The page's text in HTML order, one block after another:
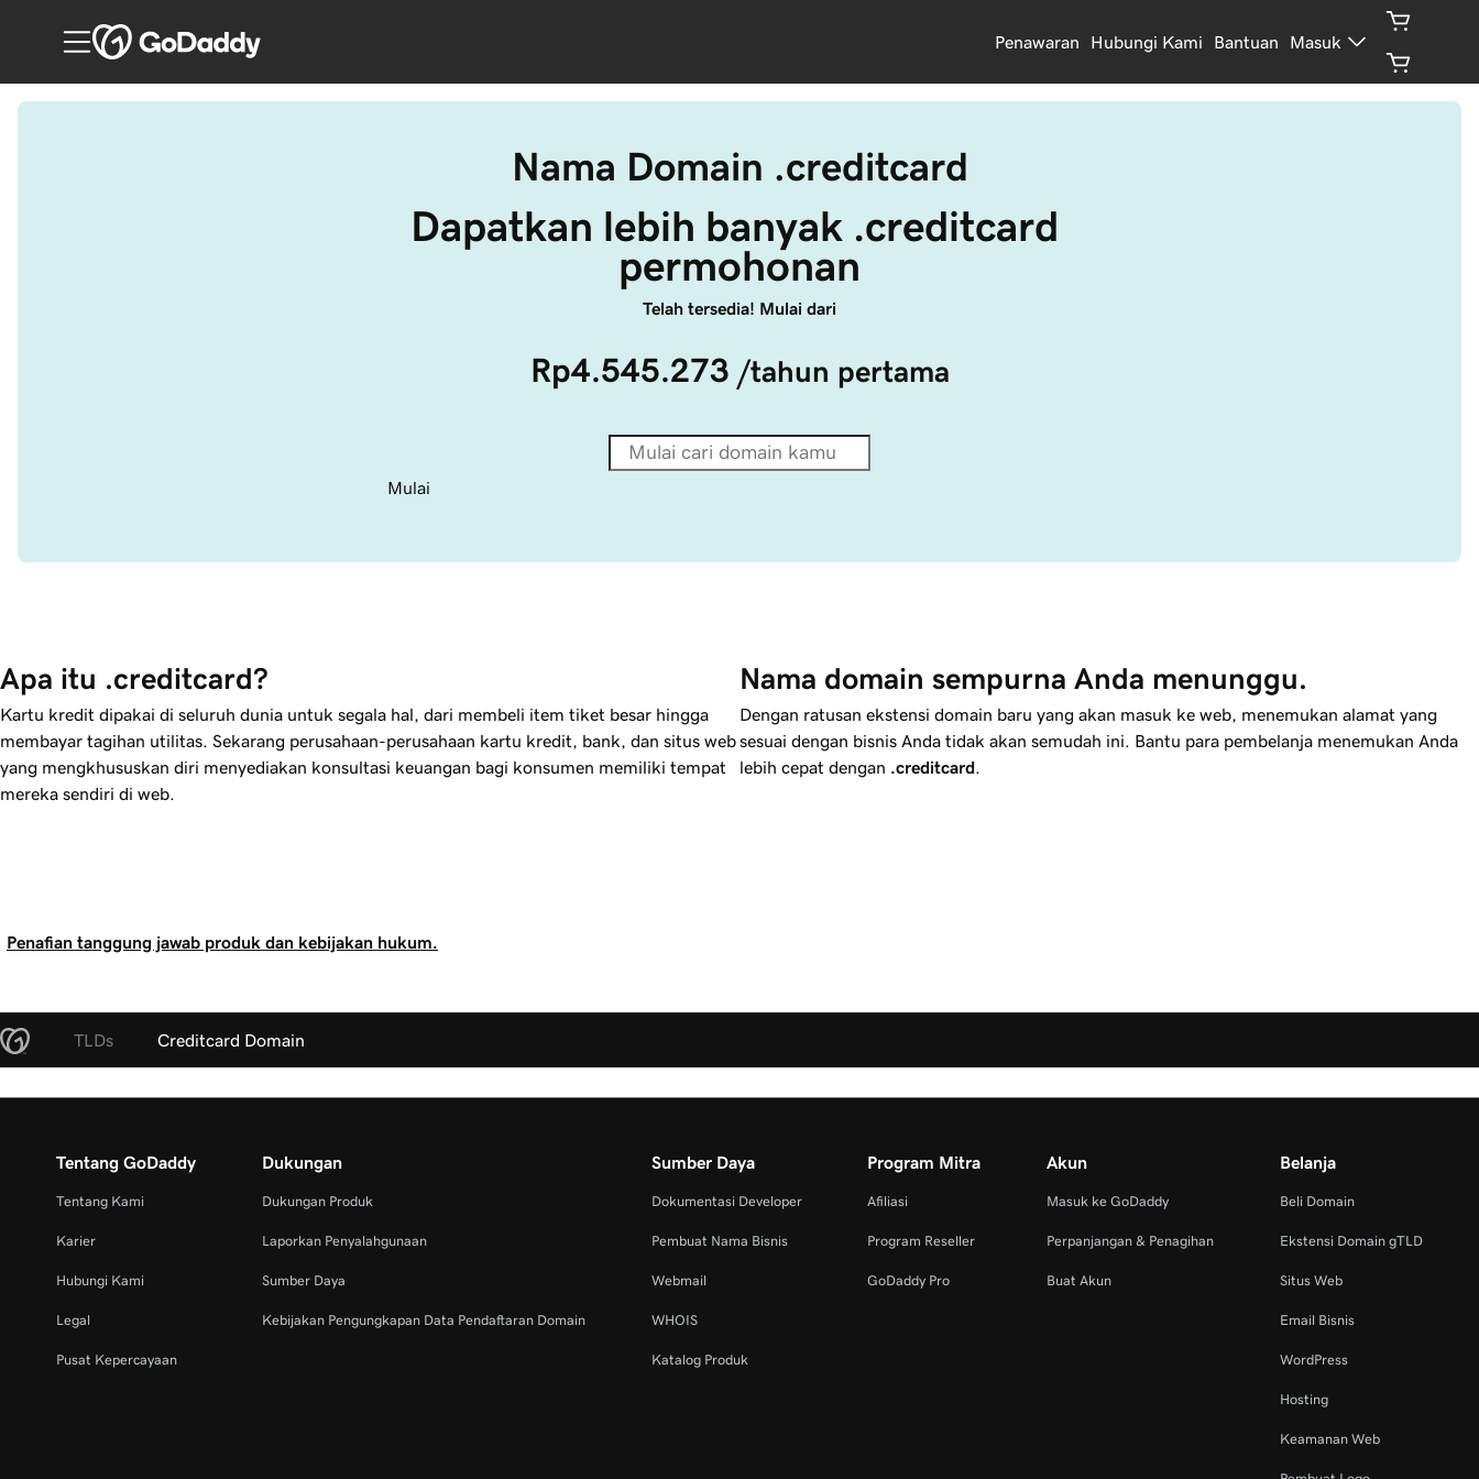
Penawaran Hubungi Kami Bantuan Masuk
Nama Domain .creditcard
Dapatkan lebih banyak .creditcard
permohonan
Telah tersedia! Mulai dari
Rp4.545.273 /tahun pertama
Mulai
Apa itu .creditcard?
Kartu kredit dipakai di seluruh dunia untuk segala hal, dari membeli item tiket besar hingga
membayar tagihan utilitas. Sekarang perusahaan-perusahaan kartu kredit, bank, dan situs web
yang mengkhususkan diri menyediakan konsultasi keuangan bagi konsumen memiliki tempat
mereka sendiri di web.
Nama domain sempurna Anda menunggu.
Dengan ratusan ekstensi domain baru yang akan masuk ke web, menemukan alamat yang
sesuai dengan bisnis Anda tidak akan semudah ini. Bantu para pembelanja menemukan Anda
lebih cepat dengan .creditcard
Penafian tanggung jawab produk dan kebijakan hukum.
TLDs Creditcard Domain
Tentang GoDaddy
Tentang Kami
Karier
Hubungi Kami
Legal
Pusat Kepercayaan
Dukungan
Dukungan Produk
Laporkan Penyalahgunaan
Sumber Daya
Kebijakan Pengungkapan Data Pendaftaran Domain
Sumber Daya
Dokumentasi Developer
Pembuat Nama Bisnis
Webmail
WHOIS
Katalog Produk
Program Mitra
Afiliasi
Program Reseller
GoDaddy Pro
Akun
Masuk ke GoDaddy
Perpanjangan & Penagihan
Buat Akun
Belanja
Beli Domain
Ekstensi Domain gTLD
Situs Web
Email Bisnis
WordPress
Hosting
Keamanan Web